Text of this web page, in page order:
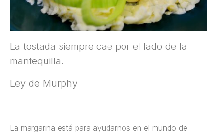
La tostada siempre cae por el lado de la
mantequilla.
Ley de Murphy
La margarina está para ayudarnos en el mundo de